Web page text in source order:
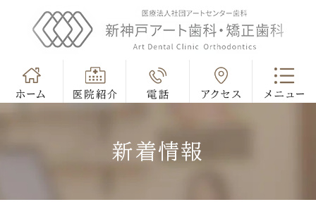
新着情報